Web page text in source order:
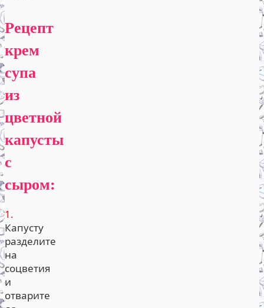
Рецепт
крем
супа
из
цветной
капусты
с
сыром:
1.
Капусту
разделите
на
соцветия
и
отварите